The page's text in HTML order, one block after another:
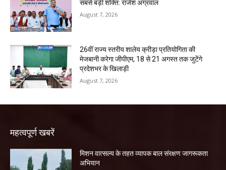
सबसे बड़ी शक्ति: राजेश अग्रवाल
August 7, 2026
26वीं राज्य स्तरीय शालेय क्रीड़ा प्रतियोगिता की
मेजबानी करेगा जीपीएम, 18 से 21 अगस्त तक जुटेंगे
प्रदेशभर के खिलाड़ी
August 7, 2026
महत्वपूर्ण खबरें
मिशन वात्सल्य के तहत व्यापक बाल संरक्षण जागरूकता
अभियान